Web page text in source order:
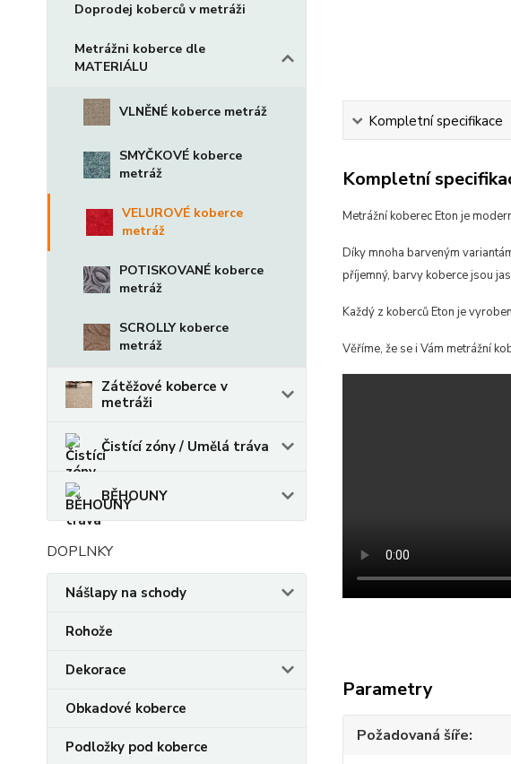
Doprodej koberců v metráži
Metrážni koberce dle
MATERIÁLU
VLNĚNÉ koberce metráž
SMYČKOVÉ koberce
metráž
VELUROVÉ koberce
metráž
POTISKOVANÉ koberce
metráž
SCROLLY koberce
metráž
Zátěžové koberce v
metráži
Čistící zóny / Umělá tráva
BĚHOUNY
DOPLNKY
Nášlapy na schody
Rohože
Dekorace
Obkadové koberce
Podložky pod koberce
Kompletní specifikace
Kompletní
Metrážní koberec Eton je
Díky mnoha barveným
příjemný, barvy koberce jsou
Každý z koberců Eton je
Věříme, že se i Vám metrážní
Parametry
Požadovaná šíře